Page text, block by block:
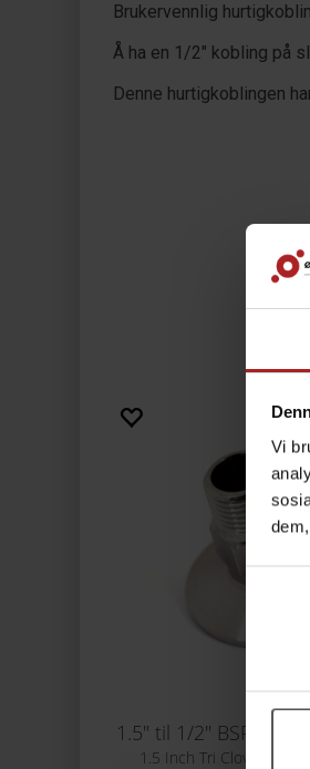
Vi
Brukervennlig
Å ha en 1/2" kobling på
Denne hurtigkoblingen
1.5 Inch Tri Clover with